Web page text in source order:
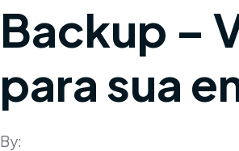
Backup –
para sua
By: